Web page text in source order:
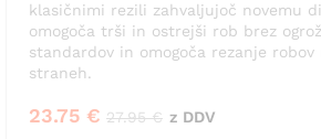
klasičnimi rezili zahvaljujoč novemu
omogoča trši in ostrejši rob brez
standardov in omogoča rezanje robov
straneh.
23.75 € 27.95€ z DDV